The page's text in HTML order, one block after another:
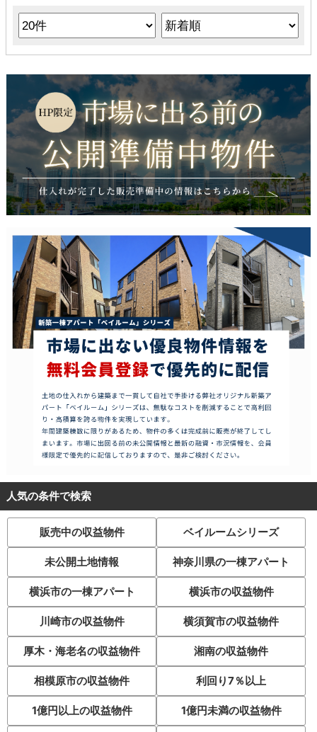
人気の条件で検索
販売中の収益物件 ベイルームシリーズ
未公開土地情報 神奈川県の一棟アパート
横浜市の一棟アパート 横浜市の収益物件
川崎市の収益物件 横須賀市の収益物件
厚木・海老名の収益物件 湘南の収益物件
相模原市の収益物件 利回り7％以上
1億円以上の収益物件 1億円未満の収益物件